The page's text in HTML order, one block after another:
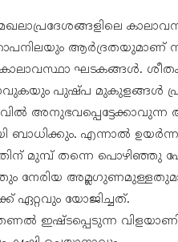
ആർദ്രതയുമാണ്
കാലാവസ്ഥാ ഘടകങ്ങൾ.
പുഷ്പ മുകുളങ്ങൾ
അനുഭവപ്പെട്ടേക്കാവുന്ന
ബാധിക്കും. എന്നാൽ
മുമ്പ് തന്നെ പൊഴിഞ്ഞു
നേരിയ
ഏറ്റവും യോജിച്ചത്.
ഇഷ്ടപ്പെടുന്ന